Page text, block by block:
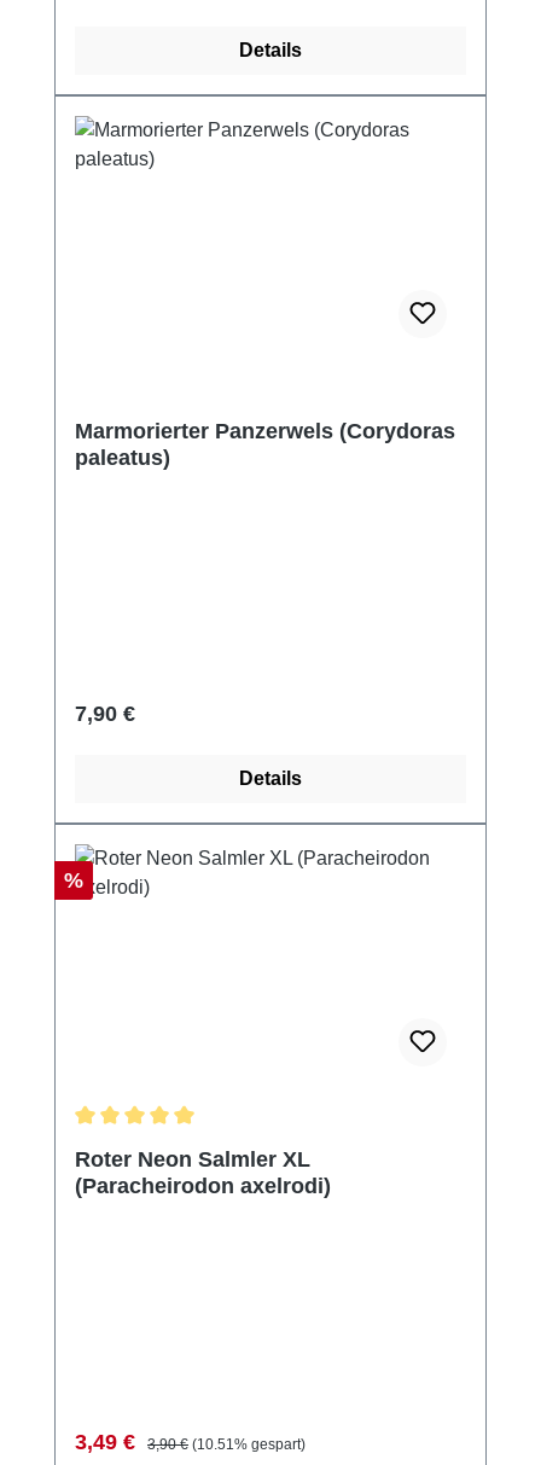
Details
Marmorierter Panzerwels (Corydoras
paleatus)
Regulärer Preis:
7,90 €
Details
Rabatt
%
Roter Neon Salmler XL
(Paracheirodon axelrodi)
Verkaufspreis:
3,49 € Regulärer Preis:
3,90 € (10.51% gespart)